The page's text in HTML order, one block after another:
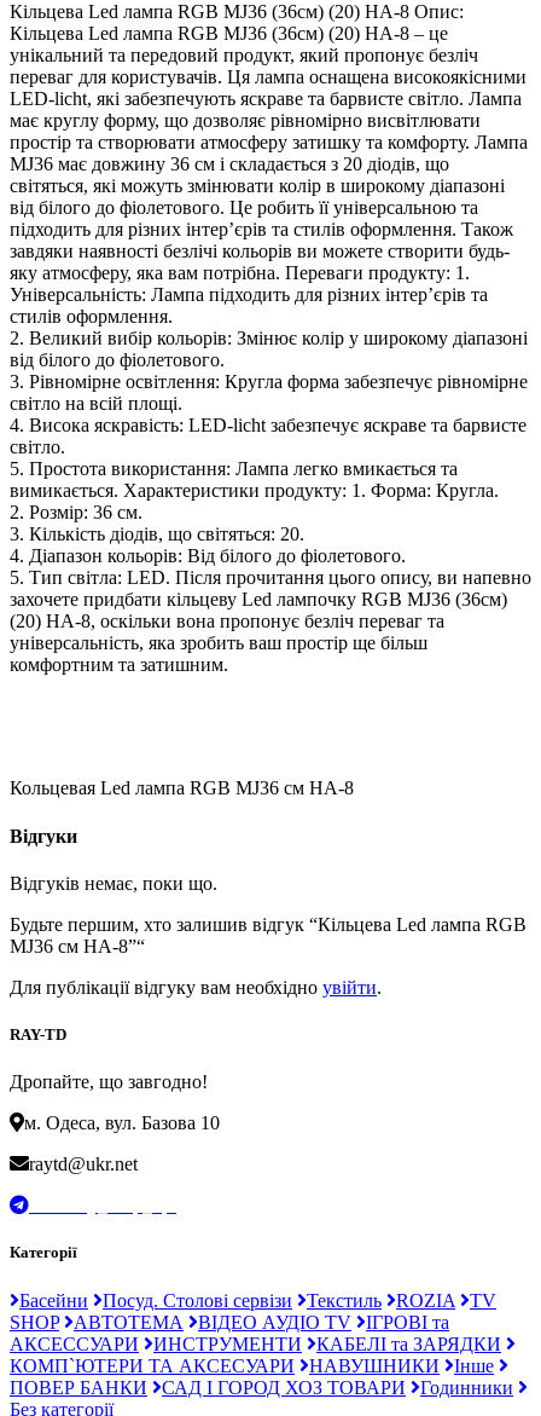
Кільцева Led лампа RGB MJ36 (36см) (20) HA-8 Опис:
Кільцева Led лампа RGB MJ36 (36см) (20) HA-8 – це
унікальний та передовий продукт, який пропонує безліч
переваг для користувачів. Ця лампа оснащена високоякісними
LED-licht, які забезпечують яскраве та барвисте світло. Лампа
має круглу форму, що дозволяє рівномірно висвітлювати
простір та створювати атмосферу затишку та комфорту. Лампа
MJ36 має довжину 36 см і складається з 20 діодів, що
світяться, які можуть змінювати колір в широкому діапазоні
від білого до фіолетового. Це робить її універсальною та
підходить для різних інтер’єрів та стилів оформлення. Також
завдяки наявності безлічі кольорів ви можете створити будь-
яку атмосферу, яка вам потрібна. Переваги продукту: 1.
Універсальність: Лампа підходить для різних інтер’єрів та
стилів оформлення.
2. Великий вибір кольорів: Змінює колір у широкому діапазоні
від білого до фіолетового.
3. Рівномірне освітлення: Кругла форма забезпечує рівномірне
світло на всій площі.
4. Висока яскравість: LED-licht забезпечує яскраве та барвисте
світло.
5. Простота використання: Лампа легко вмикається та
вимикається. Характеристики продукту: 1. Форма: Кругла.
2. Розмір: 36 см.
3. Кількість діодів, що світяться: 20.
4. Діапазон кольорів: Від білого до фіолетового.
5. Тип світла: LED. Після прочитання цього опису, ви напевно
захочете придбати кільцеву Led лампочку RGB MJ36 (36см)
(20) HA-8, оскільки вона пропонує безліч переваг та
універсальність, яка зробить ваш простір ще більш
комфортним та затишним.
Кольцевая Led лампа RGB MJ36 см HA-8
Відгуки
Відгуків немає, поки що.
Будьте першим, хто залишив відгук “Кільцева Led лампа RGB
MJ36 см HA-8”“
Для публікації відгуку вам необхідно увійти.
RAY-TD
Дропайте, що завгодно!
м. Одеса, вул. Базова 10
raytd@ukr.net
Категорії
Басейни Посуд. Столові сервізи Текстиль ROZIA
TV
SHOP
АВТОТЕМА ВІДЕО АУДІО TV
ІГРОВІ та
АКСЕССУАРИ
ИНСТРУМЕНТИ
КАБЕЛІ та ЗАРЯДКИ
КОМП`ЮТЕРИ ТА АКСЕСУАРИ
НАВУШНИКИ
Інше
ПОВЕР БАНКИ
САД І ГОРОД ХОЗ ТОВАРИ
Годинники
Без категорії